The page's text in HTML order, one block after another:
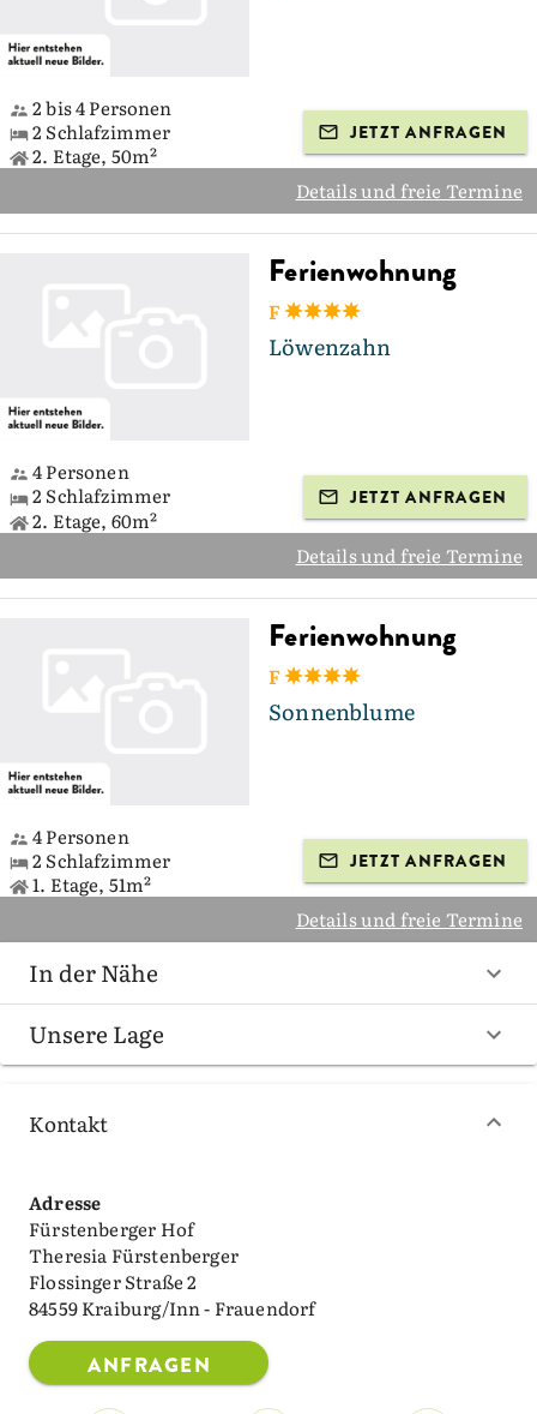
2 bis 4 Personen
2 Schlafzimmer
2. Etage, 50m²
JETZT ANFRAGEN
Details und freie Termine
Ferienwohnung
F
Löwenzahn
4 Personen
2 Schlafzimmer
2. Etage, 60m²
JETZT ANFRAGEN
Details und freie Termine
Ferienwohnung
F
Sonnenblume
4 Personen
2 Schlafzimmer
1. Etage, 51m²
JETZT ANFRAGEN
Details und freie Termine
In der Nähe
Unsere Lage
Kontakt
Adresse
Fürstenberger Hof
Theresia Fürstenberger
Flossinger Straße 2
84559 Kraiburg/Inn - Frauendorf
ANFRAGEN